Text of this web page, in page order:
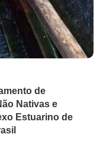
de
Nativas e
Estuarino de